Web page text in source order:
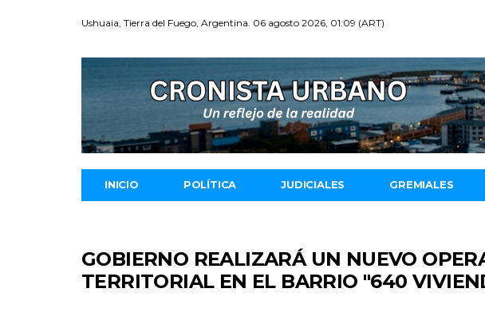
Ushuaia, Tierra del Fuego, Argentina. 06 agosto 2026, 01:09 (ART)
INICIO POLÍTICA JUDICIALES GREMIALES
GOBIERNO REALIZARÁ UN NUEVO
TERRITORIAL EN EL BARRIO "640